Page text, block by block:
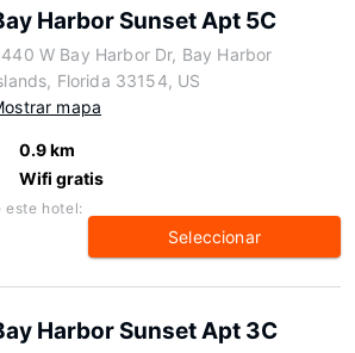
Harbor Sunset Apt 5C
W Bay Harbor Dr, Bay Harbor
Florida 33154, US
mapa
0.9 km
Wifi gratis
este hotel:
Seleccionar
Harbor Sunset Apt 3C